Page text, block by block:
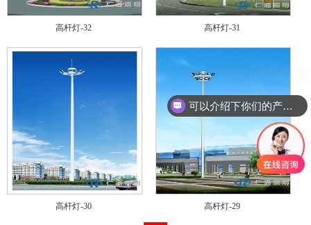
高杆灯-32 高杆灯-31
高杆灯-30 高杆灯-29
可以介绍下你们的产品么